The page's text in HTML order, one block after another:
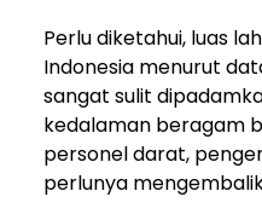
Perlu diketahui, luas
Indonesia menurut
sangat sulit
kedalaman beragam
personel darat,
perlunya